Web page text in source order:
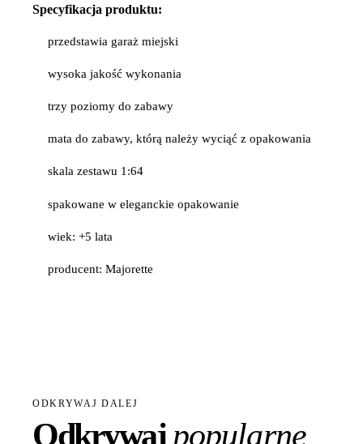
Specyfikacja produktu:
przedstawia garaż miejski
wysoka jakość wykonania
trzy poziomy do zabawy
mata do zabawy, którą należy wyciąć z opakowania
skala zestawu 1:64
spakowane w eleganckie opakowanie
wiek: +5 lata
producent: Majorette
ODKRYWAJ DALEJ
Odkrywaj popularne